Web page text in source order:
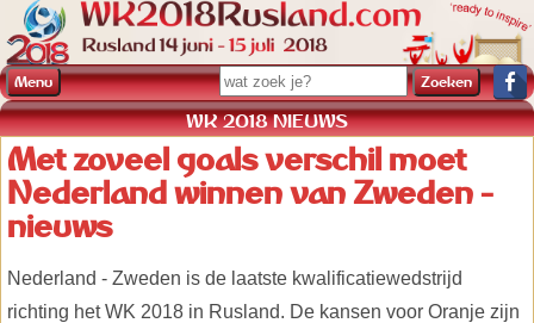
WK 2018 NIEUWS
Met zoveel goals verschil moet
Nederland winnen van Zweden -
nieuws
Nederland - Zweden is de laatste kwalificatiewedstrijd
richting het WK 2018 in Rusland. De kansen voor Oranje zijn
Menu